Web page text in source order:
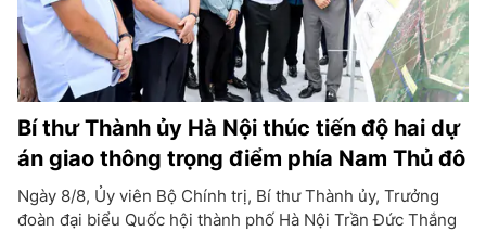
Bí thư Thành ủy Hà Nội thúc tiến độ hai dự
án giao thông trọng điểm phía Nam Thủ đô
Ngày 8/8, Ủy viên Bộ Chính trị, Bí thư Thành ủy, Trưởng
đoàn đại biểu Quốc hội thành phố Hà Nội Trần Đức Thắng